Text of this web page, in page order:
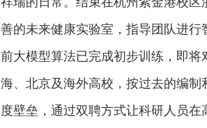
善的未来健康实验室，指导团队进
前大模型算法已完成初步训练，即
海、北京及海外高校，按过去的编
度壁垒，通过双聘方式让科研人员